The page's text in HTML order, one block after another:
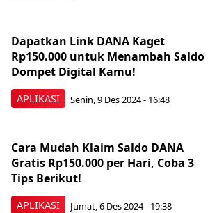
APLIKASI
Dapatkan Link DANA Kaget
Rp150.000 untuk Menambah Saldo
Dompet Digital Kamu!
Senin, 9 Des 2024 - 16:48
APLIKASI
Cara Mudah Klaim Saldo DANA
Gratis Rp150.000 per Hari, Coba 3
Tips Berikut!
Jumat, 6 Des 2024 - 19:38